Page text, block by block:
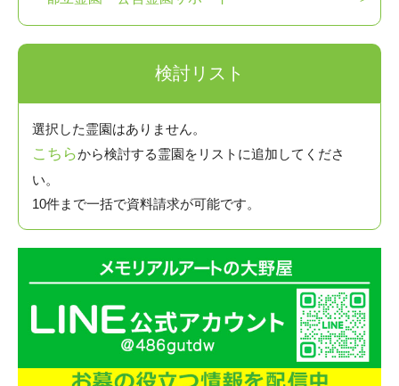
検討リスト
選択した霊園はありません。
こちらから検討する霊園をリストに追加してくださ
い。
10件まで一括で資料請求が可能です。